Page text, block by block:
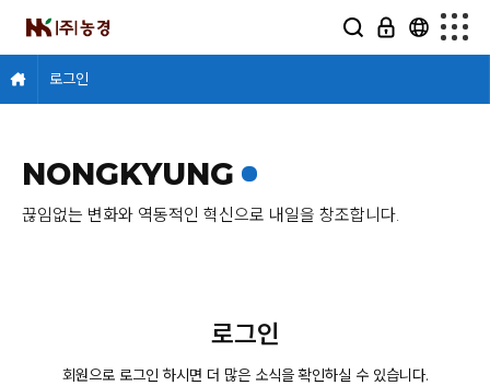
로그인
NONGKYUNG
끊임없는 변화와 역동적인 혁신으로 내일을 창조합니다.
로그인
회원으로 로그인 하시면 더 많은 소식을 확인하실 수 있습니다.